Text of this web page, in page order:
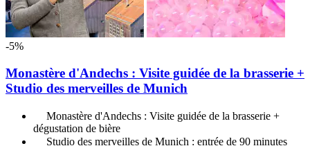
-5%
Monastère d'Andechs : Visite guidée de la brasserie +
Studio des merveilles de Munich
Monastère d'Andechs : Visite guidée de la brasserie +
dégustation de bière
Studio des merveilles de Munich : entrée de 90 minutes